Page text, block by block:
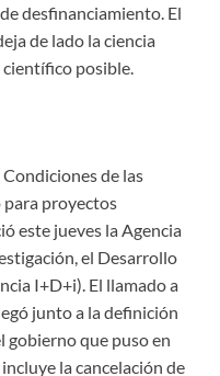
desfinanciamiento. El
de lado la ciencia
científico posible.
Condiciones de las
proyectos
este jueves la Agencia
el Desarrollo
I+D+i). El llamado a
junto a la definición
que puso en
la cancelación de